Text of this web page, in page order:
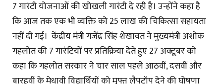
7 गारंटी योजनाओं की खोखली गारंटी दे रही है। उन्होंने कहा है
कि आज तक एक भी व्यक्ति को 25 लाख की चिकित्सा सहायता
नहीं दी गई। केंद्रीय मंत्री गजेंद्र सिंह शेखावत ने मुख्यमंत्री अशोक
गहलोत की 7 गारंटियों पर प्रतिक्रिया देते हुए 27 अक्टूबर को
कहा कि गहलोत सरकार ने चार साल पहले आठवीं, दसवीं और
बारहवीं के मेधावी विद्यार्थियों को मुफ्त लैपटॉप देने की घोषणा